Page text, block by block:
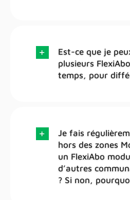
Est-ce que je
plusieurs
temps, pour
Je fais
hors des zones
un FlexiAbo
d’autres
? Si non,